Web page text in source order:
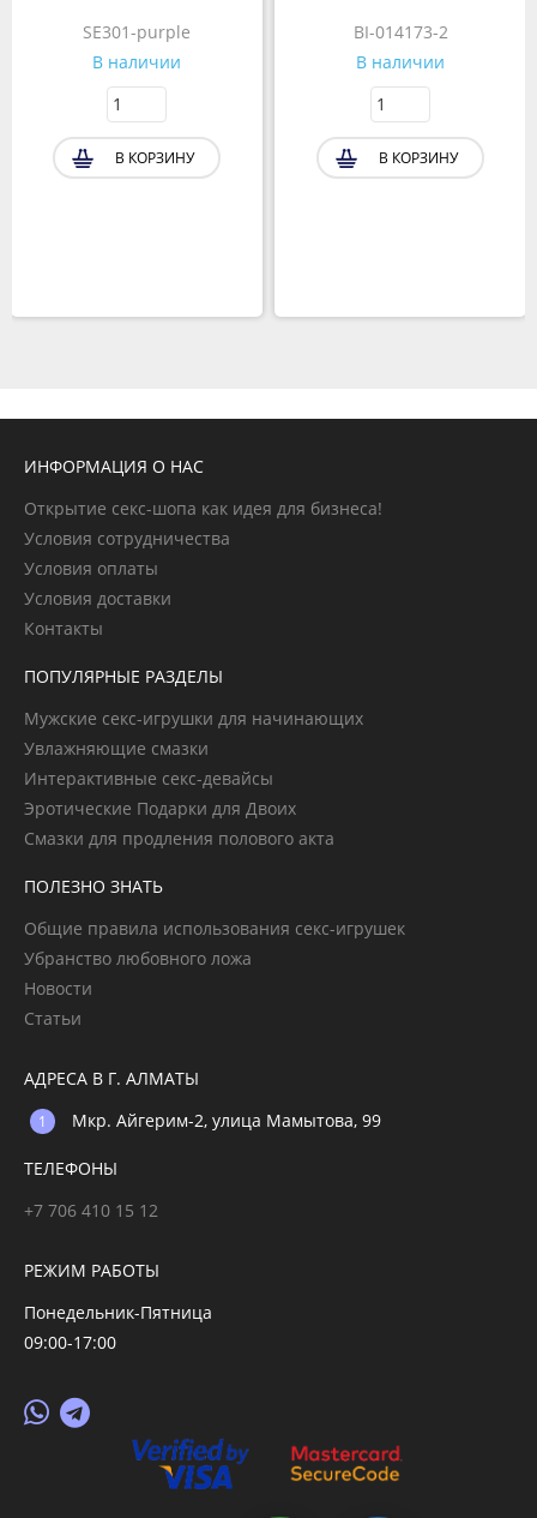
SE301-purple
В наличии
В КОРЗИНУ
BI-014173-2
В наличии
В КОРЗИНУ
ИНФОРМАЦИЯ О НАС
Открытие секс-шопа как идея для бизнеса!
Условия сотрудничества
Условия оплаты
Условия доставки
Контакты
ПОПУЛЯРНЫЕ РАЗДЕЛЫ
Мужские секс-игрушки для начинающих
Увлажняющие смазки
Интерактивные секс-девайсы
Эротические Подарки для Двоих
Смазки для продления полового акта
ПОЛЕЗНО ЗНАТЬ
Общие правила использования секс-игрушек
Убранство любовного ложа
Новости
Статьи
АДРЕСА В Г. АЛМАТЫ
Мкр. Айгерим-2, улица Мамытова, 99
ТЕЛЕФОНЫ
+7 706 410 15 12
РЕЖИМ РАБОТЫ
Понедельник-Пятница
09:00-17:00